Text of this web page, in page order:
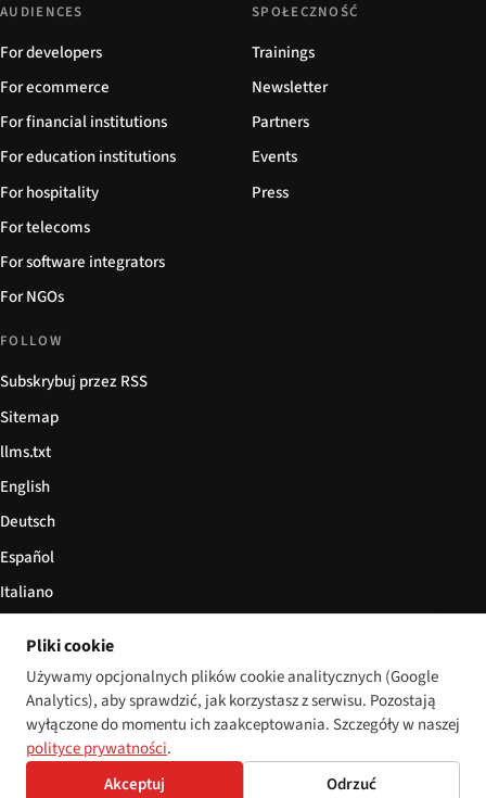
AUDIENCES
For developers
For ecommerce
For financial institutions
For education institutions
For hospitality
For telecoms
For software integrators
For NGOs
SPOŁECZNOŚĆ
Trainings
Newsletter
Partners
Events
Press
FOLLOW
Subskrybuj przez RSS
Sitemap
llms.txt
English
Deutsch
Español
Italiano
© 2026 Disability World. Wszelkie prawa zastrzeżone. Cookie settings
DeutschEspañol 简体中文PolskiFrançais
Pliki cookie
Używamy opcjonalnych plików cookie analitycznych (Google
Analytics), aby sprawdzić, jak korzystasz z serwisu. Pozostają
wyłączone do momentu ich zaakceptowania. Szczegóły w naszej
polityce prywatności.
Akceptuj
Odrzuć